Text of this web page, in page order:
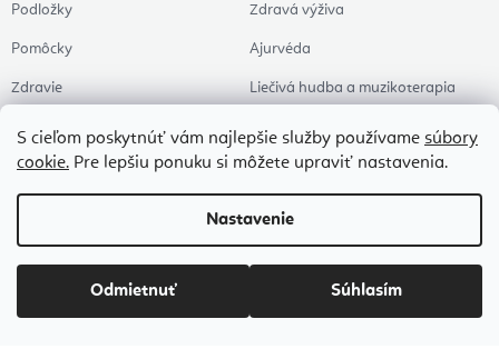
S cieľom poskytnúť vám najlepšie služby používame súbory
cookie. Pre lepšiu ponuku si môžete upraviť nastavenia.
Nastavenie
Odmietnuť Súhlasím
Podložky
Pomôcky
Zdravie
Zľavy
Zdravá výživa
Ajurvéda
Liečivá hudba a muzikoterapia
Pre štúdia
Kancelária & HomeOffice
Zen a meditácia
Aromaterapia